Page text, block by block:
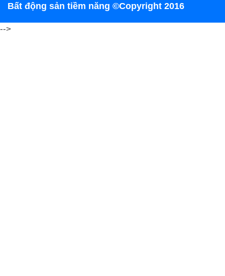
Bất động sản tiềm năng ©Copyright 2016
-->